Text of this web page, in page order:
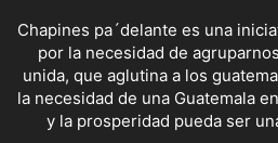
Chapines pa´delante es una
por la necesidad de
unida, que aglutina a los
la necesidad de una Guatemala
y la prosperidad pueda ser